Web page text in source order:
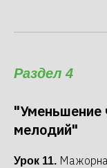
Раздел 4
"Уменьшение
мелодий"
Урок 11.